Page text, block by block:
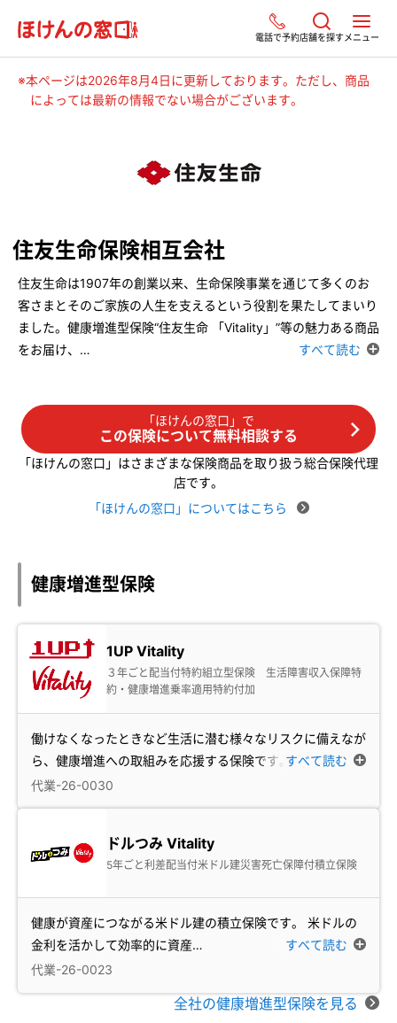
電話で予約店舗を探すメニュー
※本ページは2026年8月4日に更新しております。ただし、商品
によっては最新の情報でない場合がございます。
住友生命保険相互会社
住友生命は1907年の創業以来、生命保険事業を通じて多くのお
客さまとそのご家族の人生を支えるという役割を果たしてまいり
ました。健康増進型保険“住友生命 「Vitality」”等の魅力ある商品
をお届け、 … すべて読む
「ほけんの窓口」で
この保険について無料相談する
「ほけんの窓口」はさまざまな保険商品を取り扱う総合保険代理
店です。
「ほけんの窓口」についてはこちら
健康増進型保険
1UP Vitality
３年ごと配当付特約組立型保険 生活障害収入保障特
約・健康増進乗率適用特約付加
働けなくなったときなど生活に潜む様々なリスクに備えなが
ら、健康増進への取組みを応援する保険です。…
すべて読む
代業-26-0030
ドルつみ Vitality
5年ごと利差配当付米ドル建災害死亡保障付積立保険
健康が資産につながる米ドル建の積立保険です。 米ドルの
金利を活かして効率的に資産…
すべて読む
代業-26-0023
全社の健康増進型保険を見る